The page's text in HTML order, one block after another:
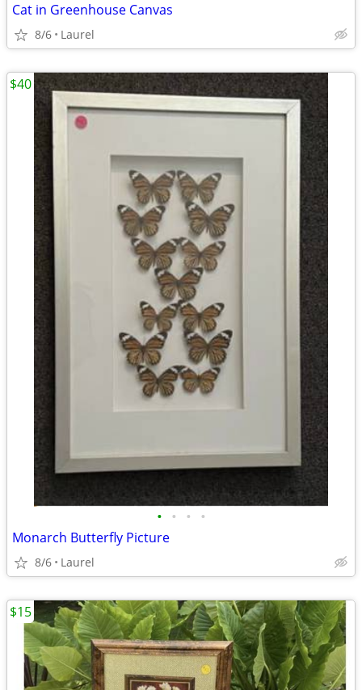
Cat in Greenhouse Canvas
8/6 Laurel
• • • •
Monarch Butterfly Picture
8/6 Laurel
$40
$15